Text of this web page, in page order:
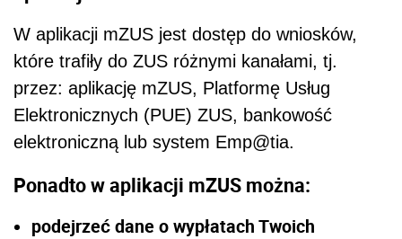
W aplikacji mZUS jest dostęp do wniosków,
które trafiły do ZUS różnymi kanałami, tj.
przez: aplikację mZUS, Platformę Usług
Elektronicznych (PUE) ZUS, bankowość
elektroniczną lub system Emp@tia.
Ponadto w aplikacji mZUS można:
podejrzeć dane o wypłatach Twoich